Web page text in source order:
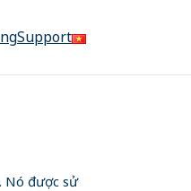
Support
Nó được sử